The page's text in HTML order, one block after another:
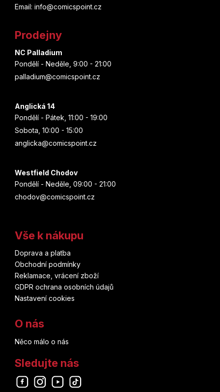
Email: info@comicspoint.cz
Prodejny
NC Palladium
Pondělí - Neděle, 9:00 - 21:00
palladium@comicspoint.cz
Anglická 14
Pondělí - Pátek, 11:00 - 19:00
Sobota, 10:00 - 15:00
anglicka@comicspoint.cz
Westfield Chodov
Pondělí - Neděle, 09:00 - 21:00
chodov@comicspoint.cz
Vše k nákupu
Doprava a platba
Obchodní podmínky
Reklamace, vrácení zboží
GDPR ochrana osobních údajů
Nastavení cookies
O nás
Něco málo o nás
Sledujte nás